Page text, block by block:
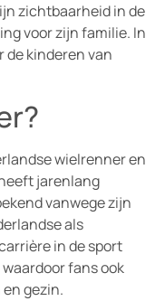
zichtbaarheid in de
voor zijn familie. In
de kinderen van
wielrenner en
jarenlang
vanwege zijn
als
in de sport
fans ook
gezin.